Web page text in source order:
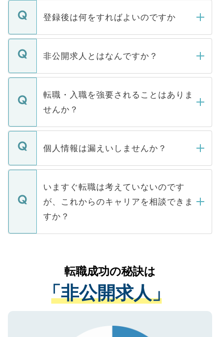
登録後は何をすればよいのですか
ご登録いただきましたら、弊社担当者がご
登録内容を確認し、その後メールもしくは
ます。通常、5営業日以内にはご連絡をせて
いただきますので、しばらくお待ちくださ
非公開求人とはなんですか？
マイナビDOCTORで取り扱っている求人の
うち約3割は、Webサイトからご覧いただ
けない「非公開求人」です。非公開求人は
下記の理由によって、一般には公開してい
ません。
■応募殺到を避けるため 人気のある医療機
関を公にしてしまうと、応募が殺到する場
に、医療機関が求める条件に合った人材の
みを人材紹介会社に依頼するケースが増え
ています。
転職・入職を強要されることはありま
せんか？
転職・入職を強要することは一切ありませ
ん。また、仮に応募先から内定をいただい
定を承諾する必要はありません。内定先へ
の辞退の連絡はキャリアパートナーが行い
個人情報は漏えいしませんか？
個人情報が漏えいすることはありませんの
で、ご安心ください。当サイトからの登録
などで収集したご登録者様の個人情報は、
ご本人のキャリアアップおよび転職活動の
支援を目的に使用いたします。お預かりし
ているすべての個人データはご本人の許可
は、個人情報の取り扱いについての厳密な
管理基準を満たした事業者のみに付与され
る、プライバシーマークを取得済みです。
で、機密保持に関してもご安心ください。
いますぐ転職は考えていないのです
が、これからのキャリアを相談できま
すか？
かがいして、現在の医療機関の状況や紹介
経験をまじえながら、適切なアドバイスを
させていただきます。すぐにご転職をされ
ない方には、長期的なサポートが可能です
ので、まずはご登録ください。
転職成功の秘訣は
「非公開求人」